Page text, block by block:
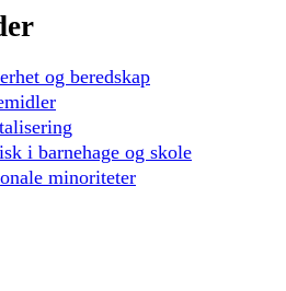
og beredskap
i barnehage og skole
minoriteter